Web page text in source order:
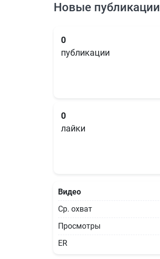
Новые публикации
0
публикации
0
лайки
Видео
Ср. охват
Просмотры
ER